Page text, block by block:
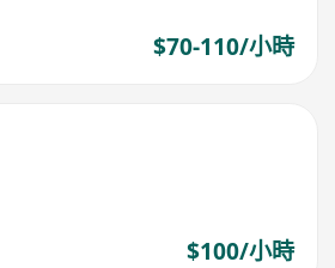
$70-110/小時
$100/小時